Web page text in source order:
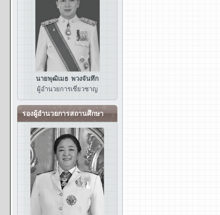
นายพุฒิเมธ พวงจันทึก
ผู้อำนวยการเชี่ยวชาญ
รองผู้อำนวยการสถานศึกษา